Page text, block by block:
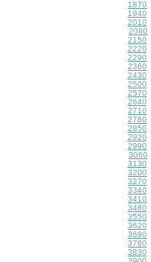
1870
1940
2010
2080
2150
2220
2290
2360
2430
2500
2570
2640
2710
2780
2850
2920
2990
3060
3130
3200
3270
3340
3410
3480
3550
3620
3690
3760
3830